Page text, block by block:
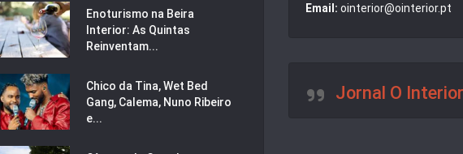
Enoturismo na Beira
Interior: As Quintas
Reinventam...
Chico da Tina, Wet Bed
Gang, Calema, Nuno Ribeiro
e...
Email: ointerior@ointerior.pt
Jornal O Interior